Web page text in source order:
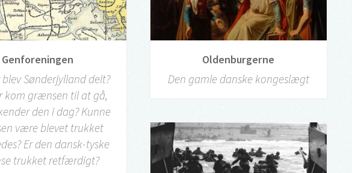
Genforeningen
Sønderjylland delt?
kom grænsen til at gå,
den i dag? Kunne
være blevet trukket
Er den dansk-tyske
trukket retfærdigt?
Oldenburgerne
Den gamle danske kongeslægt